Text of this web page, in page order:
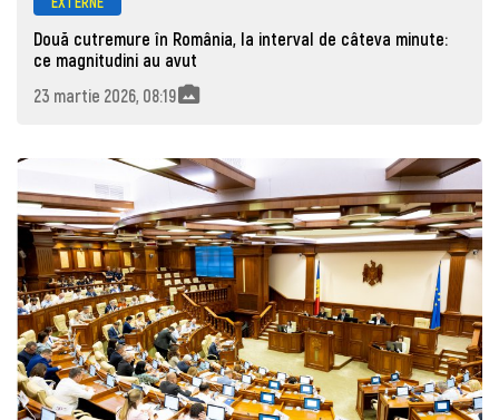
Două cutremure în România, la interval de câteva minute:
ce magnitudini au avut
23 martie 2026, 08:19